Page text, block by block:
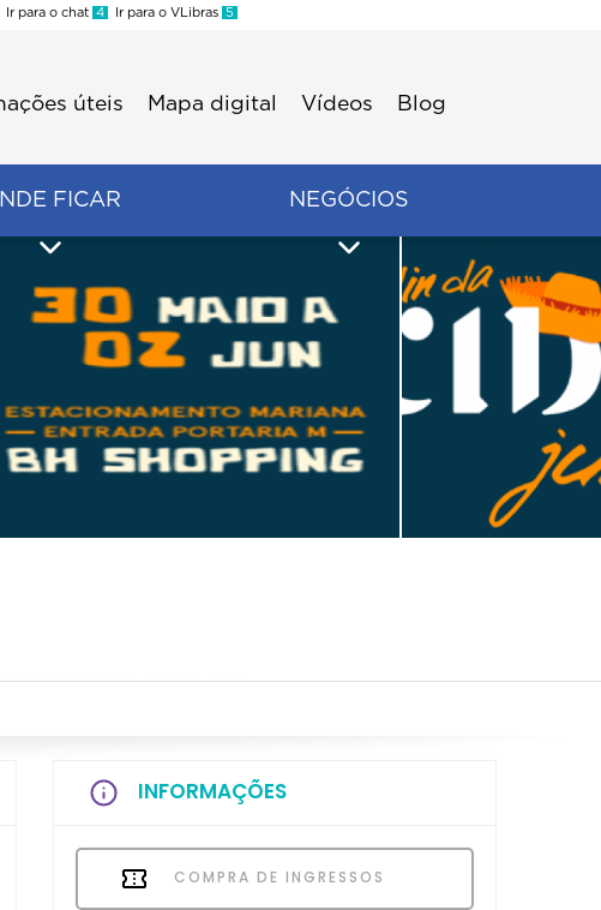
Ir para o chat 4 Ir para o VLibras 5
úteis Mapa digital Vídeos Blog
FICAR NEGÓCIOS
INFORMAÇÕES
COMPRA DE INGRESSOS